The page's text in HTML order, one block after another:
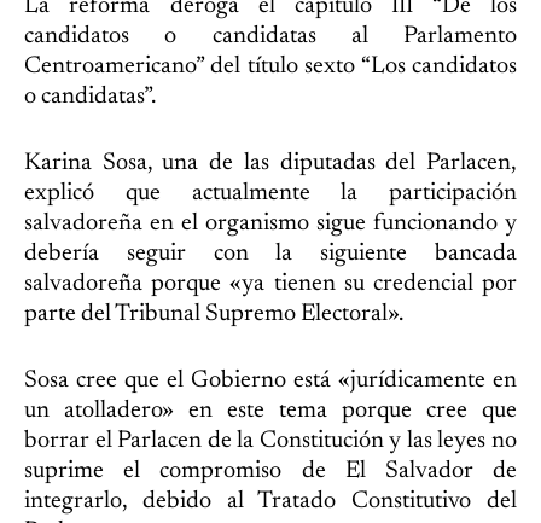
La reforma deroga el capítulo III “De los
candidatos o candidatas al Parlamento
Centroamericano” del título sexto “Los candidatos
o candidatas”.
Karina Sosa, una de las diputadas del Parlacen,
explicó que actualmente la participación
salvadoreña en el organismo sigue funcionando y
debería seguir con la siguiente bancada
salvadoreña porque «ya tienen su credencial por
parte del Tribunal Supremo Electoral».
Sosa cree que el Gobierno está «jurídicamente en
un atolladero» en este tema porque cree que
borrar el Parlacen de la Constitución y las leyes no
suprime el compromiso de El Salvador de
integrarlo, debido al Tratado Constitutivo del